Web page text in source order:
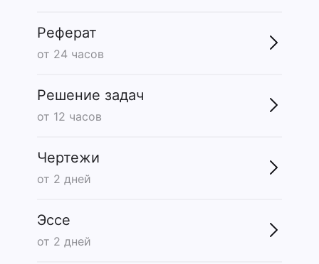
Реферат
от 24 часов
Решение задач
от 12 часов
Чертежи
от 2 дней
Эссе
от 2 дней